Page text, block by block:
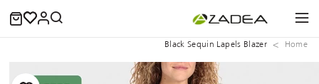
Home
Black Sequin Lapels Blazer